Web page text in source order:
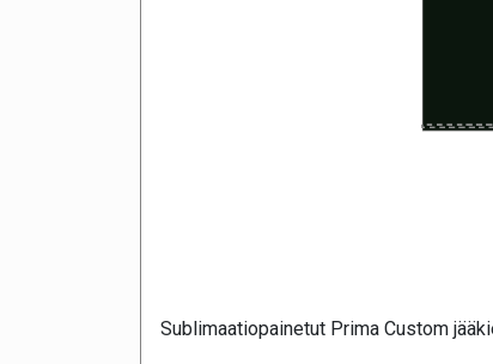
Sublimaatiopainetut Prima Custom